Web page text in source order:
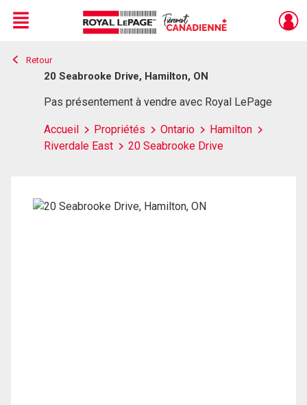
Live
En Direct
Menu
Retour
20 Seabrooke Drive, Hamilton, ON
Pas présentement à vendre avec Royal LePage
Accueil Propriétés Ontario
Hamilton
Riverdale East
20 Seabrooke Drive